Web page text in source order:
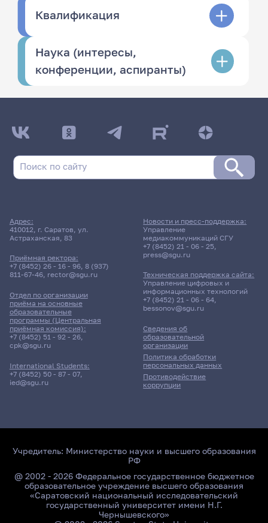
Квалификация
Наука (интересы,
конференции, аспиранты)
Адрес:
410012, г. Саратов, ул.
Астраханская, 83
Приёмная ректора:
+7 (8452) 26 - 16 - 96, 8 (937)
811-67-46, rector@sgu.ru
Отдел по организации
приёма на основные
образовательные
программы (Центральная
приёмная комиссия):
+7 (8452) 51 - 92 - 26,
cpk@sgu.ru
International Students:
+7 (8452) 50 - 87 - 07,
ied@sgu.ru
Сведения об
образовательной
организации
Политика обработки
персональных данных
Противодействие
коррупции
Новости и пресс-поддержка:
Управление
медиакоммуникаций СГУ
+7 (8452) 21 - 06 - 25,
press@sgu.ru
Техническая поддержка сайта:
Управление цифровых и
информационных технологий
+7 (8452) 21 - 06 - 64,
bessonov@sgu.ru
Учредитель: Министерство науки и высшего образования
РФ
@ 2002 - 2026 Федеральное государственное бюджетное
образовательное учреждение высшего образования
«Саратовский национальный исследовательский
государственный университет имени Н.Г.
Чернышевского»